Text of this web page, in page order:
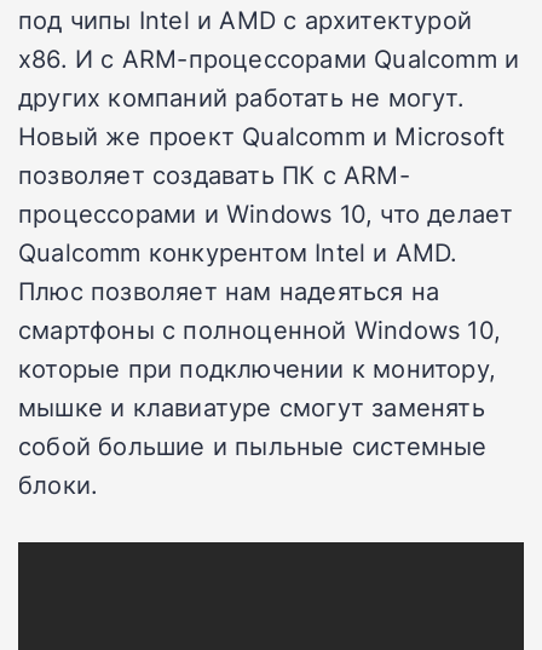
под чипы Intel и AMD с архитектурой
x86. И с ARM-процессорами Qualcomm и
других компаний работать не могут.
Новый же проект Qualcomm и Microsoft
позволяет создавать ПК с ARM-
процессорами и Windows 10, что делает
Qualcomm конкурентом Intel и AMD.
Плюс позволяет нам надеяться на
смартфоны с полноценной Windows 10,
которые при подключении к монитору,
мышке и клавиатуре смогут заменять
собой большие и пыльные системные
блоки.